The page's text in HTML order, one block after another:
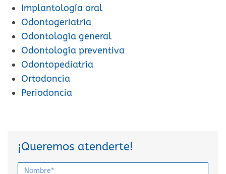
Implantología oral
Odontogeriatría
Odontología general
Odontología preventiva
Odontopediatría
Ortodoncia
Periodoncia
¡Queremos atenderte!